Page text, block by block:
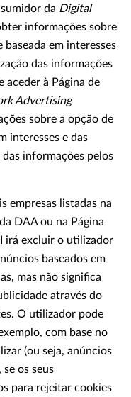
da Digital
informações sobre
em interesses
das informações
aceder à Página de
Advertising
sobre a opção de
interesses e das
informações pelos
empresas listadas na
DAA ou na Página
irá excluir o utilizador
baseados em
mas não significa
através do
O utilizador pode
com base no
(ou seja, anúncios
os seus
para rejeitar cookies